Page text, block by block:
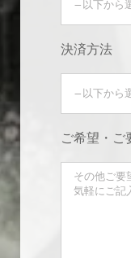
決済方法
ご希望・ご